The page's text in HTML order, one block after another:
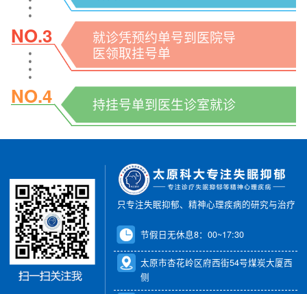
NO.3
就诊凭预约单号到医院导
医领取挂号单
NO.4 持挂号单到医生诊室就诊
只专注失眠抑郁、精神心理疾病的研究与治疗
节假日无休息8：00~17:30
太原市杏花岭区府西街54号煤炭大厦西
侧